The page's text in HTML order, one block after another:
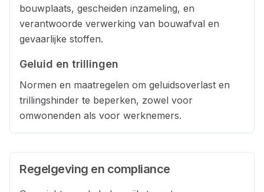
bouwplaats, gescheiden inzameling, en
verantwoorde verwerking van bouwafval en
gevaarlijke stoffen.
Geluid en trillingen
Normen en maatregelen om geluidsoverlast en
trillingshinder te beperken, zowel voor
omwonenden als voor werknemers.
Regelgeving en compliance